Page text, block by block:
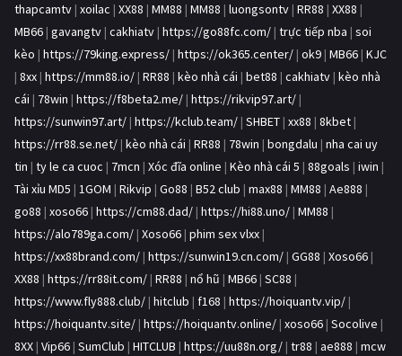
thapcamtv | xoilac | XX88 | MM88 | MM88 | luongsontv | RR88 | XX88 |
MB66 | gavangtv | cakhiatv | https://go88fc.com/ | trực tiếp nba | soi
kèo | https://79king.express/ | https://ok365.center/ | ok9 | MB66 | KJC
| 8xx | https://mm88.io/ | RR88 | kèo nhà cái | bet88 | cakhiatv | kèo nhà
cái | 78win | https://f8beta2.me/ | https://rikvip97.art/ |
https://sunwin97.art/ | https://kclub.team/ | SHBET | xx88 | 8kbet |
https://rr88.se.net/ | kèo nhà cái | RR88 | 78win | bongdalu | nha cai uy
tin | ty le ca cuoc | 7mcn | Xóc đĩa online | Kèo nhà cái 5 | 88goals | iwin |
Tài xỉu MD5 | 1GOM | Rikvip | Go88 | B52 club | max88 | MM88 | Ae888 |
go88 | xoso66 | https://cm88.dad/ | https://hi88.uno/ | MM88 |
https://alo789ga.com/ | Xoso66 | phim sex vlxx |
https://xx88brand.com/ | https://sunwin19.cn.com/ | GG88 | Xoso66 |
XX88 | https://rr88it.com/ | RR88 | nổ hũ | MB66 | SC88 |
https://www.fly888.club/ | hitclub | f168 | https://hoiquantv.vip/ |
https://hoiquantv.site/ | https://hoiquantv.online/ | xoso66 | Socolive |
8XX | Vip66 | SumClub | HITCLUB | https://uu88n.org/ | tr88 | ae888 | mcw